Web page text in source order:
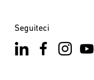
Seguiteci